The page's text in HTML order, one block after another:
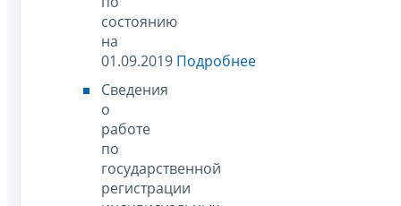
состоянию
на
01.09.2019 Подробнее
Сведения
о
работе
по
государственной
регистрации